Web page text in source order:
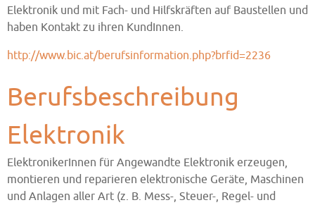
Elektronik und mit Fach- und Hilfskräften auf Baustellen und
haben Kontakt zu ihren KundInnen.
http://www.bic.at/berufsinformation.php?brfid=2236
Berufsbeschreibung
Elektronik
ElektronikerInnen für Angewandte Elektronik erzeugen,
montieren und reparieren elektronische Geräte, Maschinen
und Anlagen aller Art (z. B. Mess-, Steuer-, Regel- und